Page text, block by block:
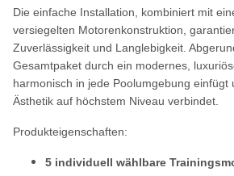
Die einfache Installation, kombiniert mit
versiegelten Motorenkonstruktion,
Zuverlässigkeit und Langlebigkeit.
Gesamtpaket durch ein modernes,
harmonisch in jede Poolumgebung einfügt
Ästhetik auf höchstem Niveau verbindet.
Produkteigenschaften:
5 individuell wählbare